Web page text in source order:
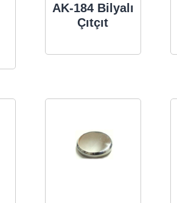
AK-184 Bilyalı
Çıtçıt